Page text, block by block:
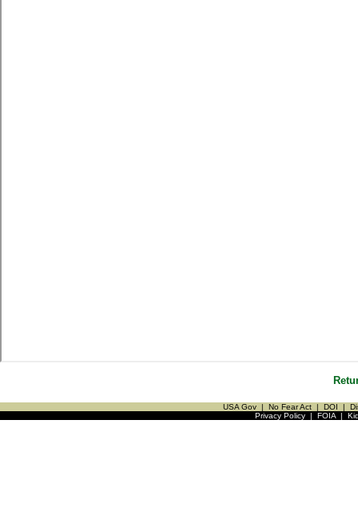
USA Gov | No Fear Act | DOI |
Privacy Policy| FOIA|